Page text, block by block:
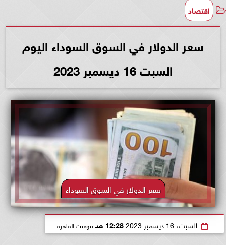
اقتصاد
سعر الدولار في السوق السوداء اليوم
السبت 16 ديسمبر 2023
سعر الدولار في السوق السوداء
السبت، 16 ديسمبر 2023 12:28 صـ بتوقيت القاهرة